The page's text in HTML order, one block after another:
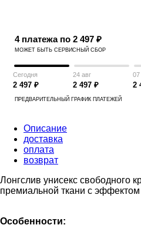
4 платежа по 2 497 ₽
МОЖЕТ БЫТЬ СЕРВИСНЫЙ СБОР
Сегодня
2 497 ₽
24 авг
2 497 ₽
07
2
ПРЕДВАРИТЕЛЬНЫЙ ГРАФИК ПЛАТЕЖЕЙ
Описание
доставка
оплата
возврат
Лонгслив унисекс свободного
премиальной ткани с эффектом
Особенности: